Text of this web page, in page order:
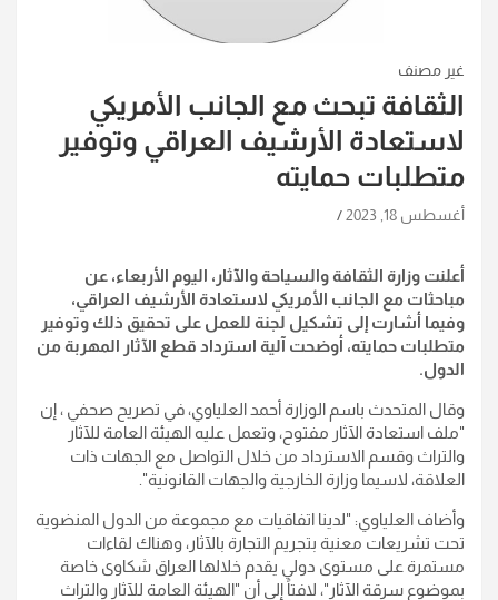
غير مصنف
الثقافة تبحث مع الجانب الأمريكي
لاستعادة الأرشيف العراقي وتوفير
متطلبات حمايته
أغسطس 18, 2023
أعلنت وزارة الثقافة والسياحة والآثار، اليوم الأربعاء، عن
مباحثات مع الجانب الأمريكي لاستعادة الأرشيف العراقي،
وفيما أشارت إلى تشكيل لجنة للعمل على تحقيق ذلك وتوفير
متطلبات حمايته، أوضحت آلية استرداد قطع الآثار المهربة من
الدول.
وقال المتحدث باسم الوزارة أحمد العلياوي، في تصريح صحفي ، إن
"ملف استعادة الآثار مفتوح، وتعمل عليه الهيئة العامة للآثار
والتراث وقسم الاسترداد من خلال التواصل مع الجهات ذات
العلاقة، لاسيما وزارة الخارجية والجهات القانونية".
وأضاف العلياوي: "لدينا اتفاقيات مع مجموعة من الدول المنضوية
تحت تشريعات معنية بتجريم التجارة بالآثار، وهناك لقاءات
مستمرة على مستوى دولي يقدم خلالها العراق شكاوى خاصة
بموضوع سرقة الآثار"، لافتاً إلى أن "الهيئة العامة للآثار والتراث